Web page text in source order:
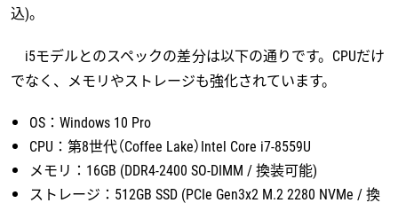
込)。
i5モデルとのスペックの差分は以下の通りです。CPUだけ
でなく、メモリやストレージも強化されています。
OS：Windows 10 Pro
CPU：第8世代（Coffee Lake）Intel Core i7-8559U
メモリ：16GB (DDR4-2400 SO-DIMM / 換装可能)
ストレージ：512GB SSD (PCIe Gen3x2 M.2 2280 NVMe / 換